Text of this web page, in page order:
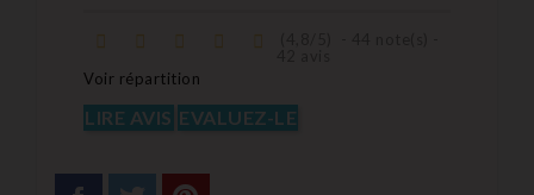
Voir répartition
LIRE AVIS EVALUEZ-LE